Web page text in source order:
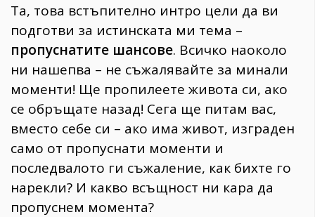
Та, това встъпително интро цели да ви
подготви за истинската ми тема –
пропуснатите шансове. Всичко наоколо
ни нашепва – не съжалявайте за минали
моменти! Ще пропилеете живота си, ако
се обръщате назад! Сега ще питам вас,
вместо себе си – ако има живот, изграден
само от пропуснати моменти и
последвалото ги съжаление, как бихте го
нарекли? И какво всъщност ни кара да
пропуснем момента?